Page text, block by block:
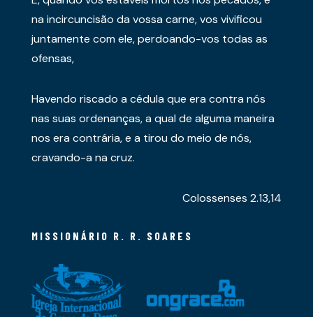
na incircuncisão da vossa carne, vos vivificou
juntamente com ele, perdoando-vos todas as
ofensas,
Havendo riscado a cédula que era contra nós
nas suas ordenanças, a qual de alguma maneira
nos era contrária, e a tirou do meio de nós,
cravando-a na cruz.
Colossenses 2.13,14
MISSIONÁRIO R. R. SOARES